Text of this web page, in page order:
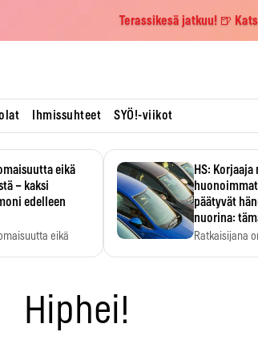
Terassikesä jatkuu! 🍺
Ihmissuhteet SYÖ!-viikot
eikä
– kaksi
edelleen
eikä
HS: Korjaaja
päätyvät
nuorina:
Ratkaisijana
Hiphei!